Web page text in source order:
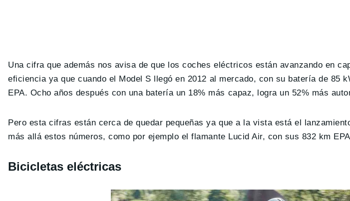
Una cifra que además nos avisa de que los coches eléctricos están avanzando en
eficiencia ya que cuando el Model S llegó en 2012 al mercado, con su batería de 85
EPA. Ocho años después con una batería un 18% más capaz, logra un 52% más
Pero esta cifras están cerca de quedar pequeñas ya que a la vista está el
más allá estos números, como por ejemplo el flamante Lucid Air, con sus 832 km
Bicicletas eléctricas